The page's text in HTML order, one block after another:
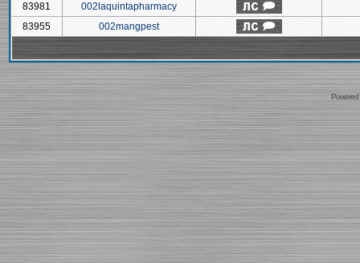
83981
002laquintapharmacy
83955
002mangpest